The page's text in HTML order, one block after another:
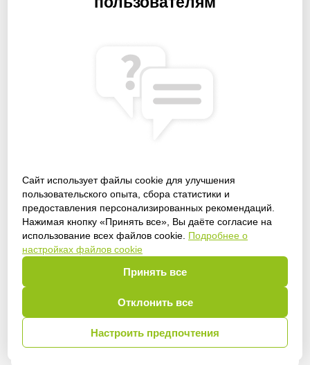
Сайт использует файлы cookie для улучшения
пользовательского опыта, сбора статистики и
предоставления персонализированных рекомендаций.
Нажимая кнопку «Принять все», Вы даёте согласие на
использование всех файлов cookie. Подробнее о
настройках файлов cookie
Принять все
Отклонить все
Настроить предпочтения
Получить доступ